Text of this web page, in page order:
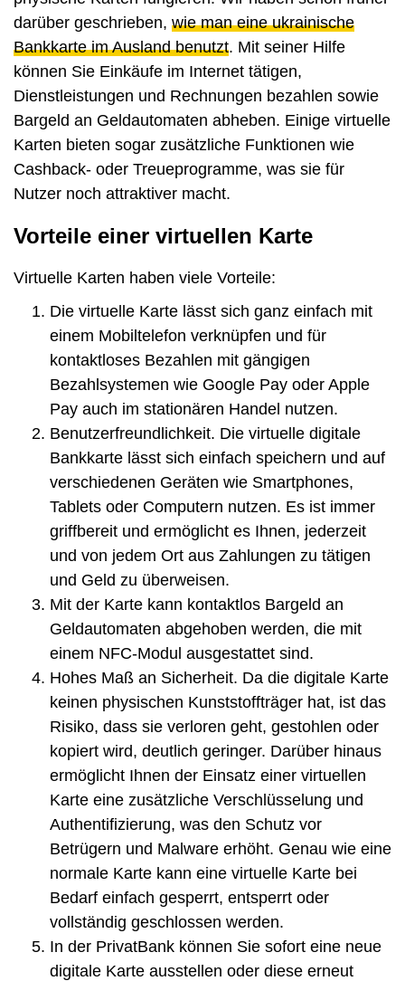
darüber geschrieben, wie man eine ukrainische
Bankkarte im Ausland benutzt. Mit seiner Hilfe
können Sie Einkäufe im Internet tätigen,
Dienstleistungen und Rechnungen bezahlen sowie
Bargeld an Geldautomaten abheben. Einige virtuelle
Karten bieten sogar zusätzliche Funktionen wie
Cashback- oder Treueprogramme, was sie für
Nutzer noch attraktiver macht.
Vorteile einer virtuellen Karte
Virtuelle Karten haben viele Vorteile:
Die virtuelle Karte lässt sich ganz einfach mit
einem Mobiltelefon verknüpfen und für
kontaktloses Bezahlen mit gängigen
Bezahlsystemen wie Google Pay oder Apple
Pay auch im stationären Handel nutzen.
Benutzerfreundlichkeit. Die virtuelle digitale
Bankkarte lässt sich einfach speichern und auf
verschiedenen Geräten wie Smartphones,
Tablets oder Computern nutzen. Es ist immer
griffbereit und ermöglicht es Ihnen, jederzeit
und von jedem Ort aus Zahlungen zu tätigen
und Geld zu überweisen.
Mit der Karte kann kontaktlos Bargeld an
Geldautomaten abgehoben werden, die mit
einem NFC-Modul ausgestattet sind.
Hohes Maß an Sicherheit. Da die digitale Karte
keinen physischen Kunststoffträger hat, ist das
Risiko, dass sie verloren geht, gestohlen oder
kopiert wird, deutlich geringer. Darüber hinaus
ermöglicht Ihnen der Einsatz einer virtuellen
Karte eine zusätzliche Verschlüsselung und
Authentifizierung, was den Schutz vor
Betrügern und Malware erhöht. Genau wie eine
normale Karte kann eine virtuelle Karte bei
Bedarf einfach gesperrt, entsperrt oder
vollständig geschlossen werden.
In der PrivatBank können Sie sofort eine neue
digitale Karte ausstellen oder diese erneut